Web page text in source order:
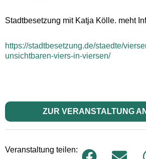
Stadtbesetzung mit Katja Kölle. meht
https://stadtbesetzung.de/staedte/
unsichtbaren-viers-in-viersen/
ZUR VERANSTALTUNG
Veranstaltung teilen: